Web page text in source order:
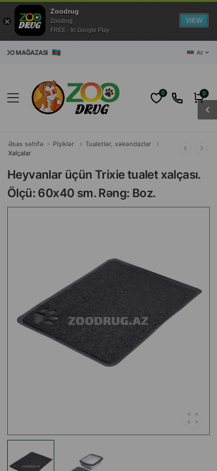
MAĞAZASI Az
0 0
Əsas səhifə Pişiklər
Tualetlər, xəkəndazlar
Xalçalar
Heyvanlar üçün Trixie tualet xalçası.
Ölçü: 60x40 sm. Rəng: Boz.
Zoodrug
Zoodrug
FREE - In Google Play
VIEW